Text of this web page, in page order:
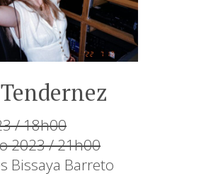
/ 18h00
2023 / 21h00
Bissaya Barreto